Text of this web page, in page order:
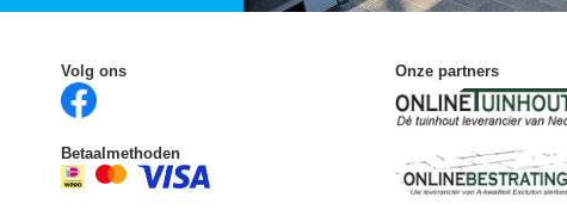
Volg ons
Betaalmethoden
Onze partners